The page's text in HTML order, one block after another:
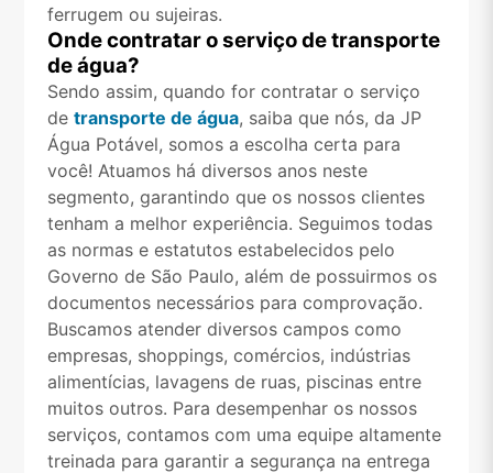
ferrugem ou sujeiras.
Onde contratar o serviço de transporte
de água?
Sendo assim, quando for contratar o serviço
de transporte de água, saiba que nós, da JP
Água Potável, somos a escolha certa para
você! Atuamos há diversos anos neste
segmento, garantindo que os nossos clientes
tenham a melhor experiência. Seguimos todas
as normas e estatutos estabelecidos pelo
Governo de São Paulo, além de possuirmos os
documentos necessários para comprovação.
Buscamos atender diversos campos como
empresas, shoppings, comércios, indústrias
alimentícias, lavagens de ruas, piscinas entre
muitos outros. Para desempenhar os nossos
serviços, contamos com uma equipe altamente
treinada para garantir a segurança na entrega